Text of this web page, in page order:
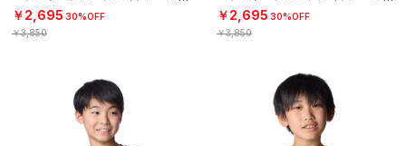
グ/BOYS）
￥2,695 30%OFF
￥3,850
グ/BOYS）
￥2,695 30%OFF
￥3,850